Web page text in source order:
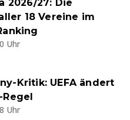
2026/27: Die
18 Vereine im
Uhr
Kritik: UEFA ändert
Uhr